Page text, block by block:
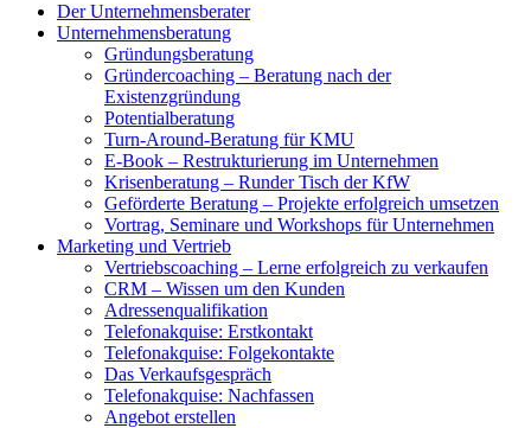
Der Unternehmensberater
Unternehmensberatung
Gründungsberatung
Gründercoaching – Beratung nach der
Existenzgründung
Potentialberatung
Turn-Around-Beratung für KMU
E-Book – Restrukturierung im Unternehmen
Krisenberatung – Runder Tisch der KfW
Geförderte Beratung – Projekte erfolgreich umsetzen
Vortrag, Seminare und Workshops für Unternehmen
Marketing und Vertrieb
Vertriebscoaching – Lerne erfolgreich zu verkaufen
CRM – Wissen um den Kunden
Adressenqualifikation
Telefonakquise: Erstkontakt
Telefonakquise: Folgekontakte
Das Verkaufsgespräch
Telefonakquise: Nachfassen
Angebot erstellen